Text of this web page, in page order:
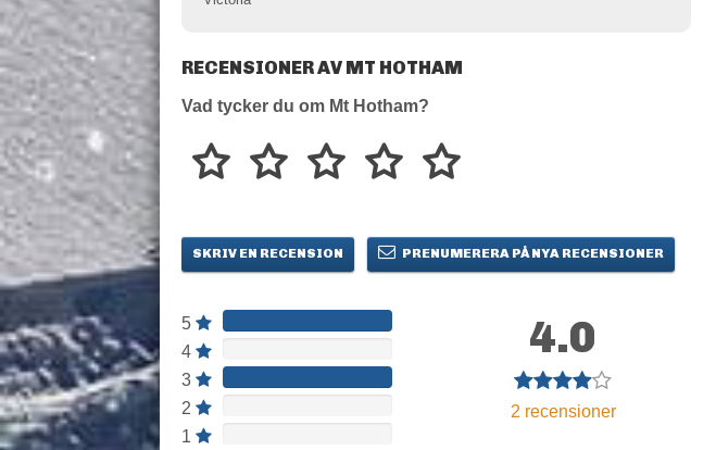
RECENSIONER AV MT HOTHAM
Vad tycker du om Mt Hotham?
SKRIV EN RECENSION PRENUMERERA PÅ NYA RECENSIONER
5
4
3
2
1
4.0
2 recensioner